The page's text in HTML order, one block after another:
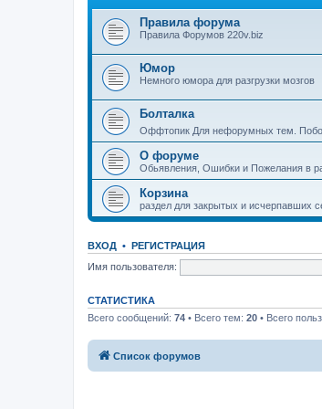
Правила форума
Правила Форумов 220v.biz
Юмор
Немного юмора для разгрузки мозгов
Болталка
Оффтопик Для нефорумных тем.
О форуме
Обьявления, Ошибки и Пожелания в
Корзина
раздел для закрытых и исчерпавших
ВХОД • РЕГИСТРАЦИЯ
Имя пользователя:
СТАТИСТИКА
Всего сообщений: 74 • Всего тем: 20 • Всего
Список форумов